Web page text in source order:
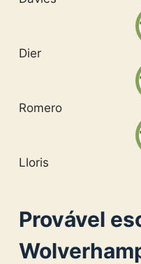
Dier
Romero
Lloris
Provável